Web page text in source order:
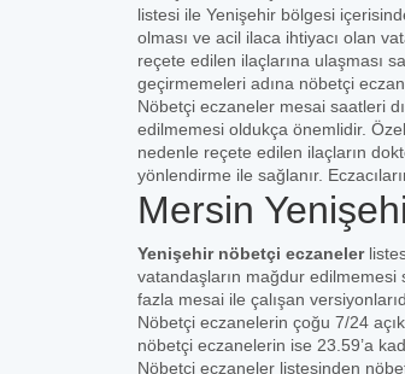
listesi ile Yenişehir bölgesi
olması ve acil ilaca ihtiyacı olan
reçete edilen ilaçlarına ulaşması
geçirmemeleri adına nöbetçi
Nöbetçi eczaneler mesai saatleri
edilmemesi oldukça önemlidir.
nedenle reçete edilen ilaçların
yönlendirme ile sağlanır.
Mersin
Yenişehir nöbetçi eczaneler
vatandaşların mağdur
fazla mesai ile çalışan
Nöbetçi eczanelerin çoğu 7/24
nöbetçi eczanelerin ise 23.59’a
Nöbetçi eczaneler listesinden